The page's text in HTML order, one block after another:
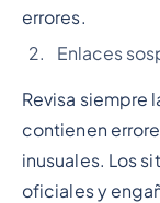
errores.
Enlaces
Revisa siempre
contienen
inusuales. Los
oficiales y